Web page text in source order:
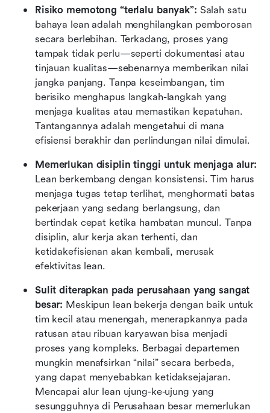
Risiko memotong “terlalu banyak”: Salah satu
bahaya lean adalah menghilangkan pemborosan
secara berlebihan. Terkadang, proses yang
tampak tidak perlu—seperti dokumentasi atau
tinjauan kualitas—sebenarnya memberikan nilai
jangka panjang. Tanpa keseimbangan, tim
berisiko menghapus langkah-langkah yang
menjaga kualitas atau memastikan kepatuhan.
Tantangannya adalah mengetahui di mana
efisiensi berakhir dan perlindungan nilai dimulai.
Lean berkembang dengan konsistensi. Tim harus
menjaga tugas tetap terlihat, menghormati batas
pekerjaan yang sedang berlangsung, dan
bertindak cepat ketika hambatan muncul. Tanpa
disiplin, alur kerja akan terhenti, dan
ketidakefisienan akan kembali, merusak
efektivitas lean.
Sulit diterapkan pada perusahaan yang sangat
besar: Meskipun lean bekerja dengan baik untuk
tim kecil atau menengah, menerapkannya pada
ratusan atau ribuan karyawan bisa menjadi
proses yang kompleks. Berbagai departemen
mungkin menafsirkan “nilai” secara berbeda,
yang dapat menyebabkan ketidaksejajaran.
Mencapai alur lean ujung-ke-ujung yang
sesungguhnya di Perusahaan besar memerlukan